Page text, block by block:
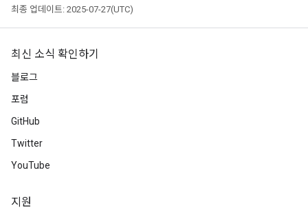
최종 업데이트: 2025-07-27(UTC)
최신 소식 확인하기
블로그
포럼
GitHub
Twitter
YouTube
지원